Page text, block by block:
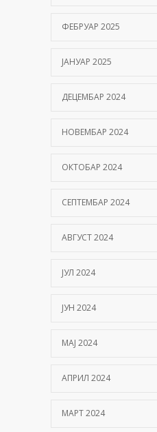
ФЕБРУАР 2025
ЈАНУАР 2025
ДЕЦЕМБАР 2024
НОВЕМБАР 2024
ОКТОБАР 2024
СЕПТЕМБАР 2024
АВГУСТ 2024
ЈУЛ 2024
ЈУН 2024
МАЈ 2024
АПРИЛ 2024
МАРТ 2024